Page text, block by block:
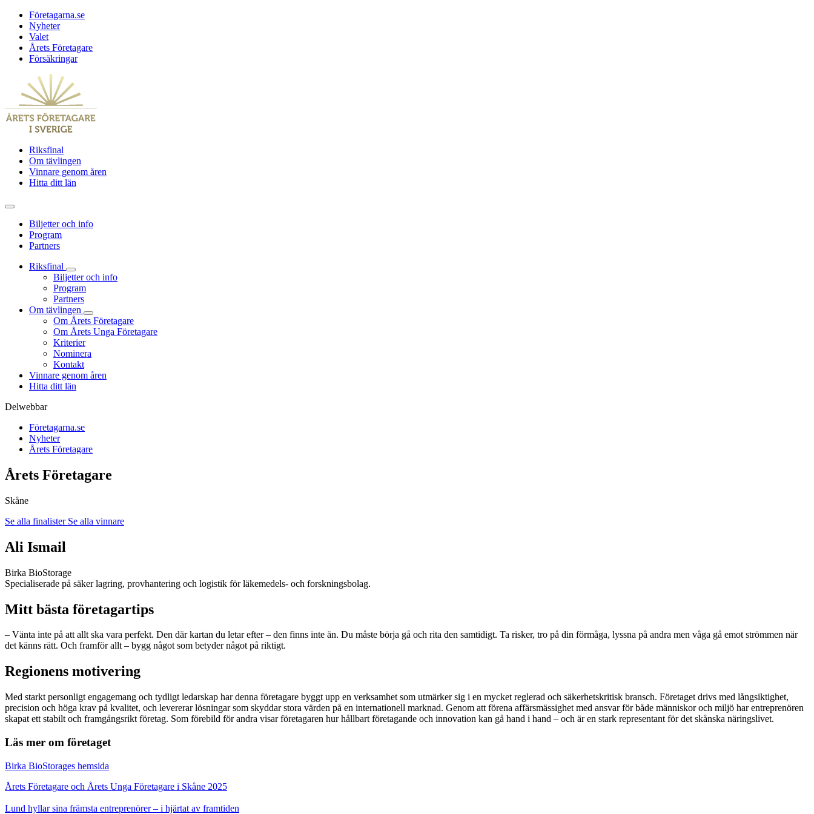
Företagarna.se
Nyheter
Valet
Årets Företagare
Försäkringar
Riksfinal
Om tävlingen
Vinnare genom åren
Hitta ditt län
Biljetter och info
Program
Partners
Riksfinal
Biljetter och info
Program
Partners
Om tävlingen
Om Årets Företagare
Om Årets Unga Företagare
Kriterier
Nominera
Kontakt
Vinnare genom åren
Hitta ditt län
Delwebbar
Företagarna.se
Nyheter
Årets Företagare
Årets Företagare
Skåne
Se alla finalister Se alla vinnare
Ali Ismail
Birka BioStorage
Specialiserade på säker lagring, provhantering och logistik för läkemedels- och forskningsbolag.
Mitt bästa företagartips
– Vänta inte på att allt ska vara perfekt. Den där kartan du letar efter – den finns inte än. Du måste börja gå och rita den samtidigt. Ta risker, tro på din förmåga, lyssna på andra men våga gå emot strömmen när
det känns rätt. Och framför allt – bygg något som betyder något på riktigt.
Regionens motivering
Med starkt personligt engagemang och tydligt ledarskap har denna företagare byggt upp en verksamhet som utmärker sig i en mycket reglerad och säkerhetskritisk bransch. Företaget drivs med långsiktighet,
precision och höga krav på kvalitet, och levererar lösningar som skyddar stora värden på en internationell marknad. Genom att förena affärsmässighet med ansvar för både människor och miljö har entreprenören
skapat ett stabilt och framgångsrikt företag. Som förebild för andra visar företagaren hur hållbart företagande och innovation kan gå hand i hand – och är en stark representant för det skånska näringslivet.
Läs mer om företaget
Birka BioStorages hemsida
Årets Företagare och Årets Unga Företagare i Skåne 2025
Lund hyllar sina främsta entreprenörer – i hjärtat av framtiden